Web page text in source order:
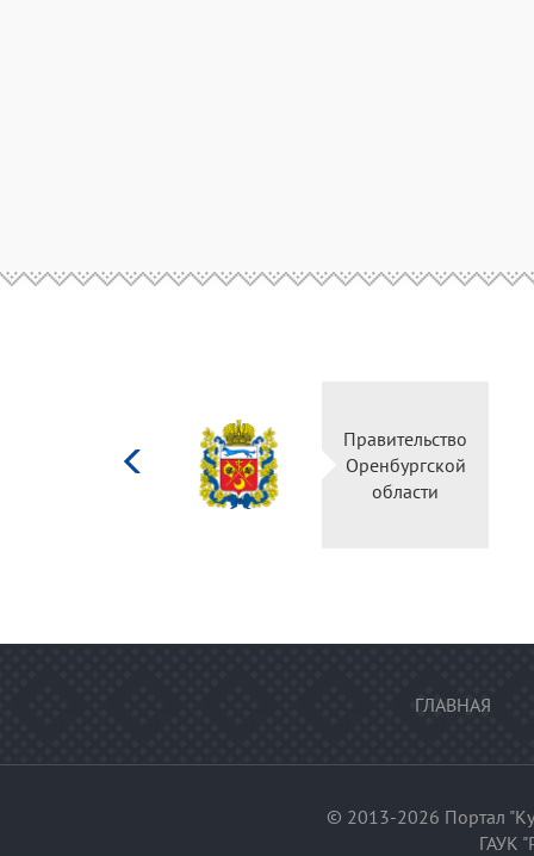
культуры
Российской
Правительство
Оренбургской
области
ГЛАВНАЯ
© 2013-2026 Портал
ГАУК